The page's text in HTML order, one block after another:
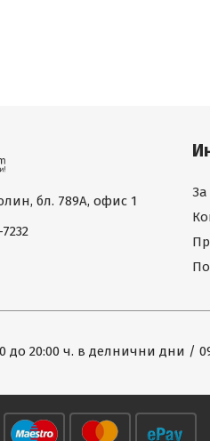
бл. 789А, офис 1
до 20:00 ч. в делнични дни /